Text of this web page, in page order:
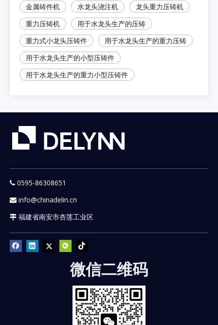
金属铸件机 水龙头浇注机
龙头重力压铸机
重力压铸机
用于水龙头生产的压铸
重力式小龙头压铸件
用于水龙头生产的重力压铸
用于水龙头生产的小型压铸件
用于水龙头生产的重力小型压铸件
 0595-86308651
 info@chinadelin.cn
 福建省南安市杏莲工业区
微信二维码